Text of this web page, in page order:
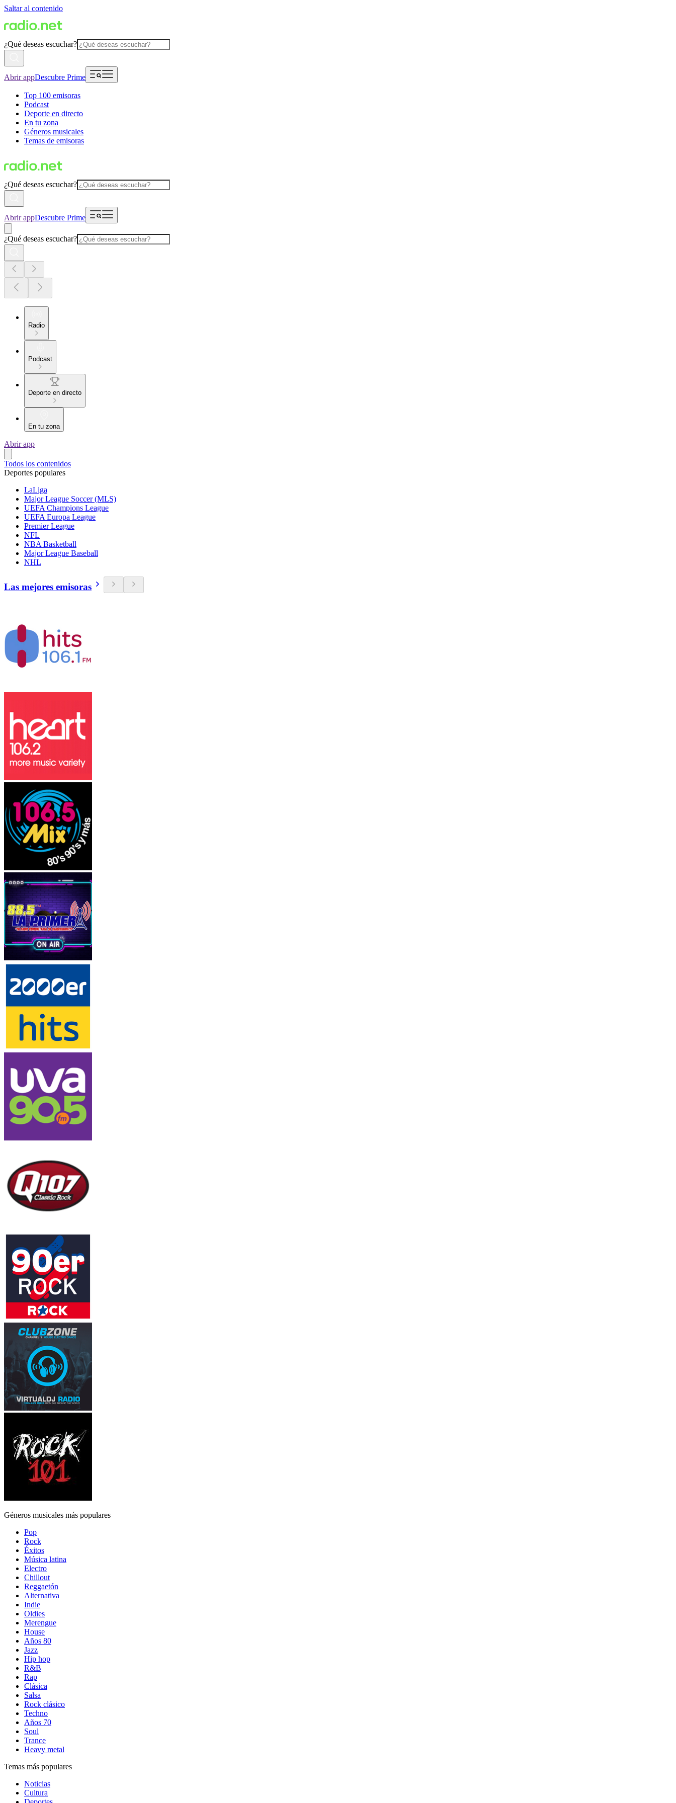
Saltar al contenido
¿Qué deseas escuchar?
Abrir appDescubre Prime
Top 100 emisoras
Podcast
Deporte en directo
En tu zona
Géneros musicales
Temas de emisoras
¿Qué deseas escuchar?
Abrir appDescubre Prime
¿Qué deseas escuchar?
Radio
Podcast
Deporte en directo
En tu zona
Abrir app
Todos los contenidos
Deportes populares
LaLiga
Major League Soccer (MLS)
UEFA Champions League
UEFA Europa League
Premier League
NFL
NBA Basketball
Major League Baseball
NHL
Las mejores emisoras
Géneros musicales más populares
Pop
Rock
Éxitos
Música latina
Electro
Chillout
Reggaetón
Alternativa
Indie
Oldies
Merengue
House
Años 80
Jazz
Hip hop
R&B
Rap
Clásica
Salsa
Rock clásico
Techno
Años 70
Soul
Trance
Heavy metal
Temas más populares
Noticias
Cultura